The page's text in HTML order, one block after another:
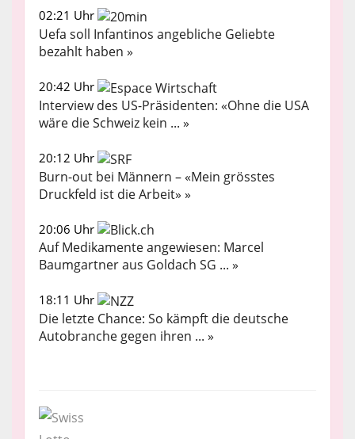
02:21 Uhr
Uefa soll Infantinos angebliche Geliebte
bezahlt haben »
20:42 Uhr
Interview des US-Präsidenten: «Ohne die USA
wäre die Schweiz kein ... »
20:12 Uhr
Burn-out bei Männern – «Mein grösstes
Druckfeld ist die Arbeit» »
20:06 Uhr
Auf Medikamente angewiesen: Marcel
Baumgartner aus Goldach SG ... »
18:11 Uhr
Die letzte Chance: So kämpft die deutsche
Autobranche gegen ihren ... »